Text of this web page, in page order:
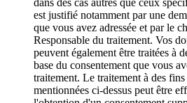
dans des cas autres que ceux
est justifié notamment par une
que vous avez adressée et par le
Responsable du traitement. Vos
peuvent également être traitées à
base du consentement que vous
traitement. Le traitement à des
mentionnées ci-dessus peut être